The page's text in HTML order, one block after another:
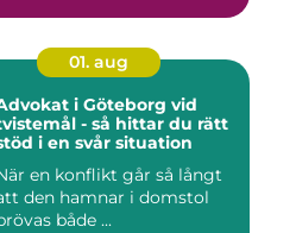
01. aug
i Göteborg vid
- så hittar du rätt
i en svår situation
en konflikt går så långt
den hamnar i domstol
både ...